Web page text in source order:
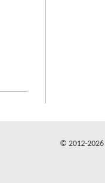
© 2012-2026